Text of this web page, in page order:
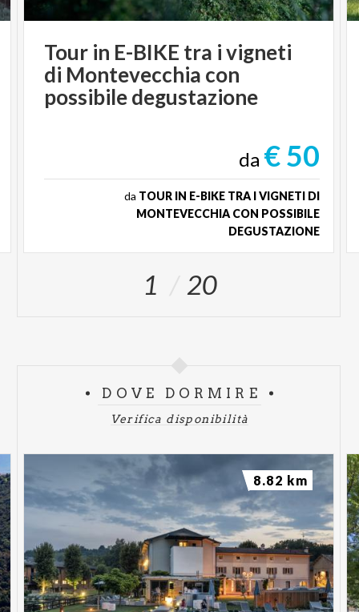
Tour in E-BIKE tra i vigneti
di Montevecchia con
possibile degustazione
da € 50
da TOUR IN E-BIKE TRA I VIGNETI DI
MONTEVECCHIA CON POSSIBILE
DEGUSTAZIONE
1 20
DOVE DORMIRE
Verifica disponibilità
8.82 km